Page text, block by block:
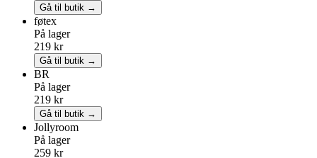
Gå til butik →
føtex
På lager
219 kr
Gå til butik →
BR
På lager
219 kr
Gå til butik →
Jollyroom
På lager
259 kr